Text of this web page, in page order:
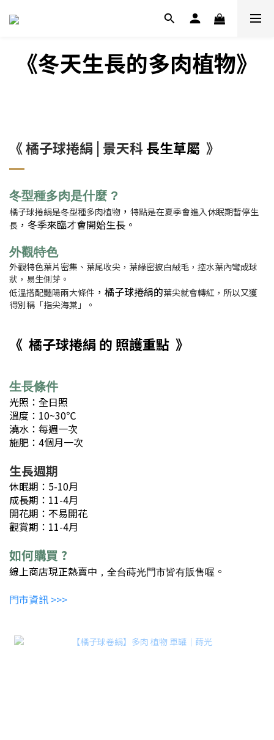
《冬天生長的多肉植物》
《 橘子球捲絹 | 景天科長生草屬 》
冬型種多肉是什麼 ?
橘子球捲絹是冬型種多肉植物 ， 特點是在夏季會進入休眠期暫停生
長 ，冬季來臨才會開始生長。
外觀特色
外觀特色葉片密集、葉尾收尖，葉緣密披白絨毛，控水葉內彎成球
狀，易生側芽。
低溫搭配豔陽兩大條件 ，橘子球捲絹的葉尖就會轉紅，所以又獲
得別稱「指尖海棠」。
《 橘子球捲絹 的 照護重點 》
生長條件
光照：全日照
溫度：10~30℃
澆水：每週一次
施肥：4個月一次
生長週期
休眠期：5-10月
成長期：11-4月
開花期：不易開花
觀賞期：11-4月
如何購買 ?
線上商店現正熱賣中 ， 全台蒔光門市皆有販售喔 。
門市資訊 >>>